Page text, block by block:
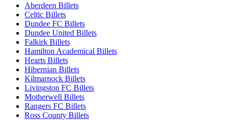
Aberdeen Billets
Celtic Billets
Dundee FC Billets
Dundee United Billets
Falkirk Billets
Hamilton Academical Billets
Hearts Billets
Hibernian Billets
Kilmarnock Billets
Livingston FC Billets
Motherwell Billets
Rangers FC Billets
Ross County Billets